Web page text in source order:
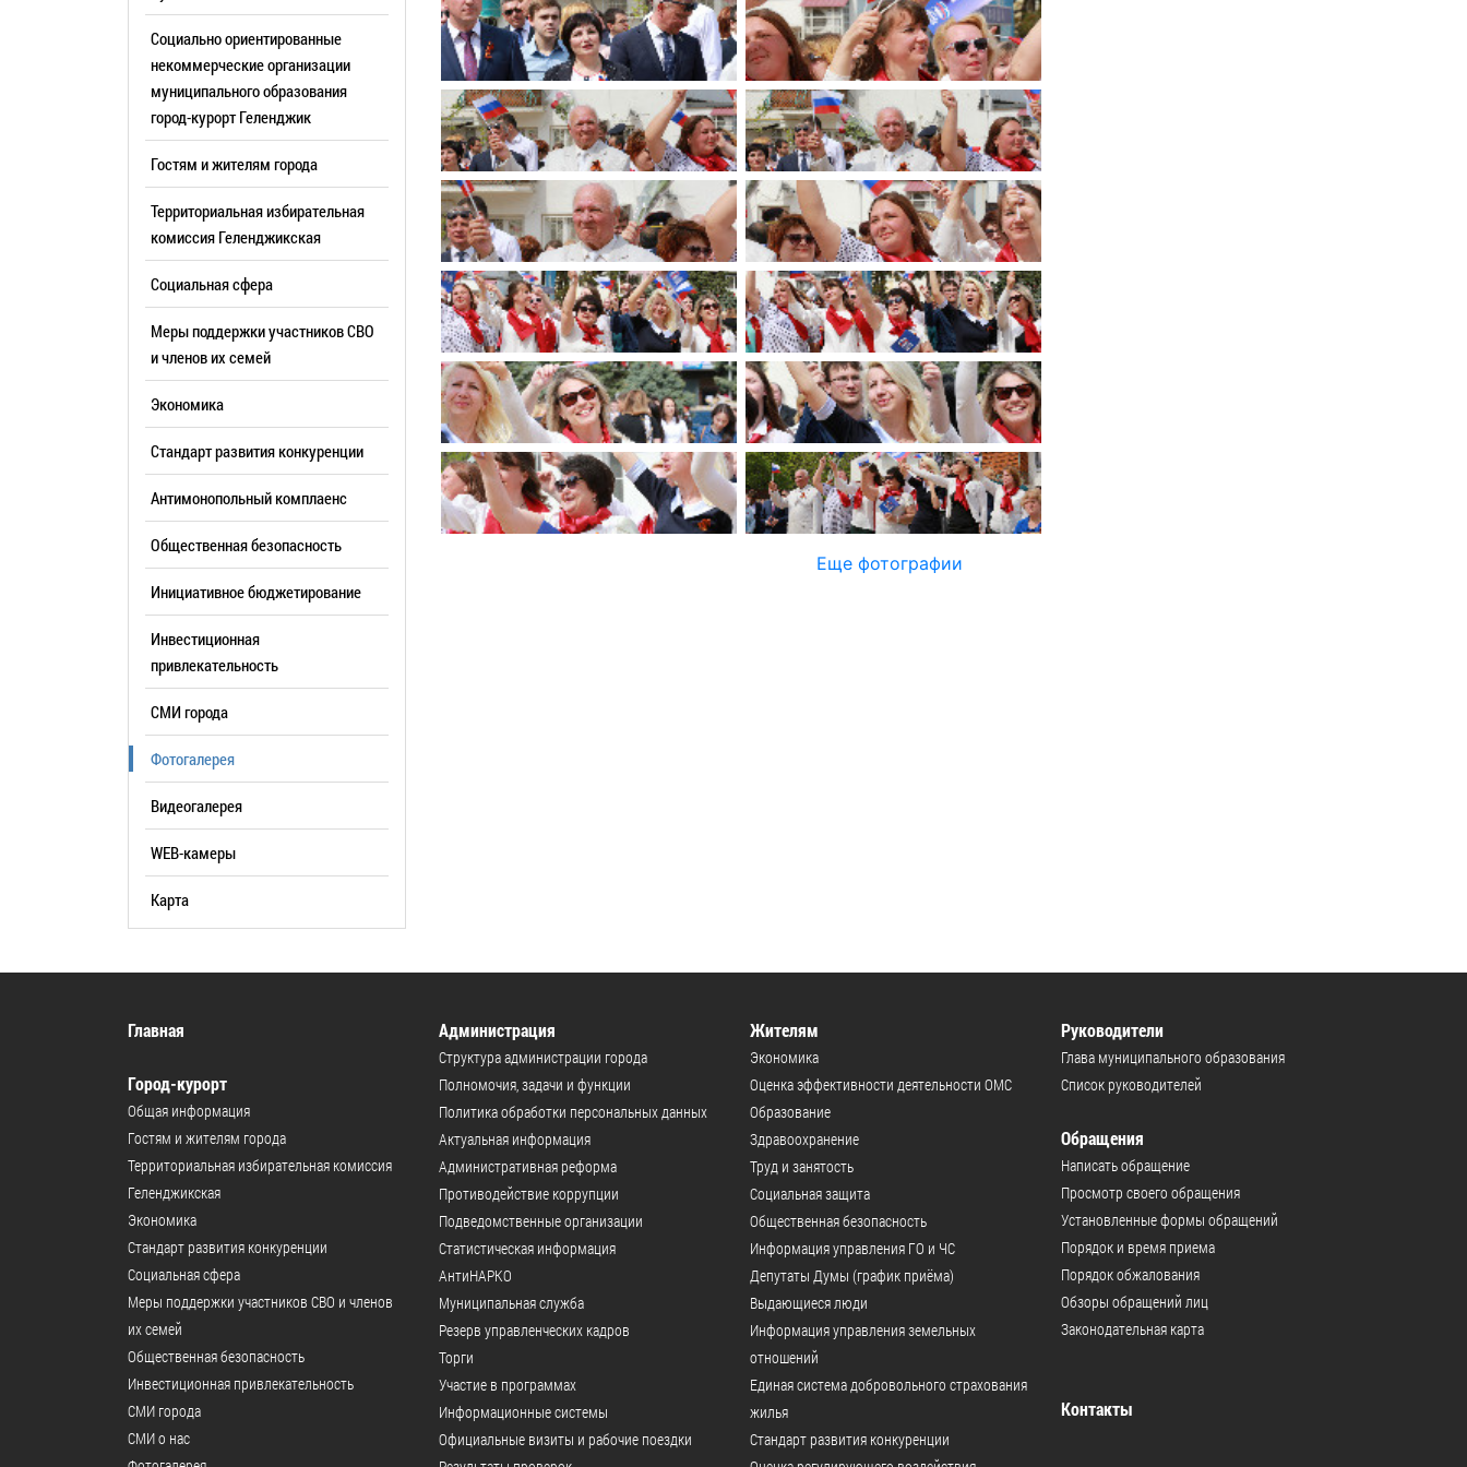
Стандарт развития конкуренции
Антимонопольный комплаенс
Общественная безопасность
Инициативное бюджетирование
Инвестиционная
Видеогалерея
РУКОВОДИТЕЛИ
Список руководителей
Резерв управленческих кадров
Сведения о нестационарных
объектах (НТО), QR-коды
Имущественная поддержка
субъектов МСП
Участие в программах
Проектная деятельность
Информационные системы
Официальные визиты и рабочие
поездки
Результаты проверок
Профсоюзные организации
имуществе и обязательствах
имущественного характера
План работы и график сессий
ОБРАЩЕНИЯ
Написать обращение
Просмотр своего обращения
Установленные формы
обращений
Порядок и время приема
Порядок обжалования
Обзоры обращений лиц
Законодательная карта
Порядок оказания бесплатной
юридической помощи
Социально ориентированные
некоммерческие организации
муниципального образования
город-курорт Геленджик
Гостям и жителям города
Территориальная избирательная
комиссия Геленджикcкая
Социальная сфера
Меры поддержки участников СВО
и членов их семей
Экономика
Стандарт развития конкуренции
Антимонопольный комплаенс
Общественная безопасность
Инициативное бюджетирование
Инвестиционная
привлекательность
СМИ города
Фотогалерея
Видеогалерея
WEB-камеры
Карта
Еще фотографии
Главная
Город-курорт
Общая информация
Гостям и жителям города
Территориальная избирательная комиссия
Геленджикcкая
Экономика
Стандарт развития конкуренции
Социальная сфера
Меры поддержки участников СВО и членов
их семей
Общественная безопасность
Инвестиционная привлекательность
СМИ города
СМИ о нас
Администрация
Структура администрации города
Полномочия, задачи и функции
Политика обработки персональных данных
Актуальная информация
Административная реформа
Противодействие коррупции
Подведомственные организации
Статистическая информация
АнтиНАРКО
Муниципальная служба
Резерв управленческих кадров
Торги
Участие в программах
Информационные системы
Официальные визиты и рабочие поездки
Жителям
Экономика
Оценка эффективности деятельности ОМС
Образование
Здравоохранение
Труд и занятость
Социальная защита
Общественная безопасность
Информация управления ГО и ЧС
Депутаты Думы (график приёма)
Выдающиеся люди
Информация управления земельных
отношений
Единая система добровольного страхования
жилья
Стандарт развития конкуренции
Руководители
Глава муниципального образования
Список руководителей
Обращения
Написать обращение
Просмотр своего обращения
Установленные формы обращений
Порядок и время приема
Порядок обжалования
Обзоры обращений лиц
Законодательная карта
Контакты